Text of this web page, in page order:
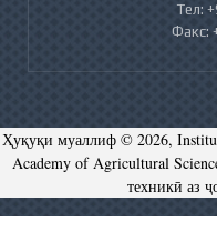
Тел:
Факс:
Ҳуқуқи муаллиф © 2026,
Academy of Agricultural
техникӣ аз